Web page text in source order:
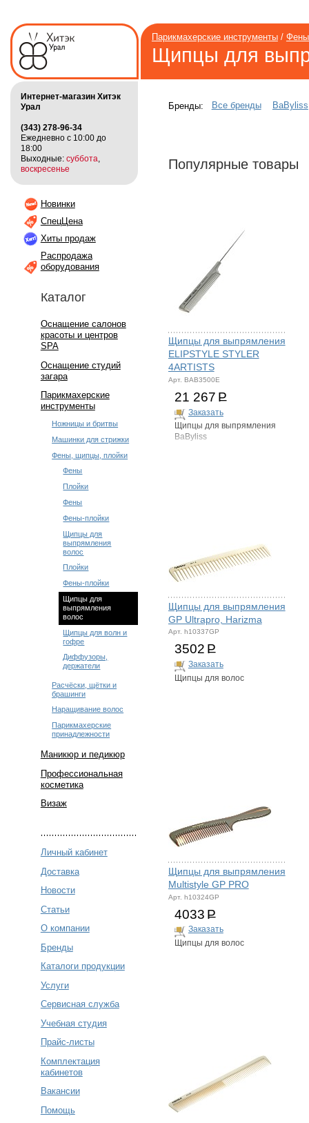
Парикмахерские инструменты/
Щипцы для
Интернет-магазин Хитэк
Урал
(343) 278-96-34
Ежедневно с 10:00 до
18:00
Выходные: суббота
воскресенье
Новинки
СпецЦена
Хиты продаж
Распродажа
оборудования
Каталог
Оснащение салонов
красоты и центров
SPA
Оснащение студий
загара
Парикмахерские
инструменты
Ножницы и бритвы
Машинки для стрижки
Фены, щипцы, плойки
Фены
Плойки
Фены
Фены-плойки
Щипцы для
выпрямления
волос
Плойки
Фены-плойки
Щипцы для
выпрямления
волос
Щипцы для волн и
гофре
Диффузоры,
держатели
Расчёски, щётки и
брашинги
Наращивание волос
Парикмахерские
принадлежности
Маникюр и педикюр
Профессиональная
косметика
Визаж
Личный кабинет
Доставка
Новости
Статьи
О компании
Бренды
Каталоги продукции
Услуги
Сервисная служба
Учебная студия
Прайс-листы
Комплектация
кабинетов
Вакансии
Помощь
Бренды: Все бренды BaByliss
Популярные товары
Щипцы для выпрямления
ELIPSTYLE STYLER
4ARTISTS
Арт. BAB3500E
21 267 Р
Заказать
Щипцы для выпрямления
BaByliss
Щипцы для выпрямления
GP Ultrapro, Harizma
Арт. h10337GP
3502 Р
Заказать
Щипцы для волос
Щипцы для выпрямления
Multistyle GP PRO
Арт. h10324GP
4033 Р
Заказать
Щипцы для волос